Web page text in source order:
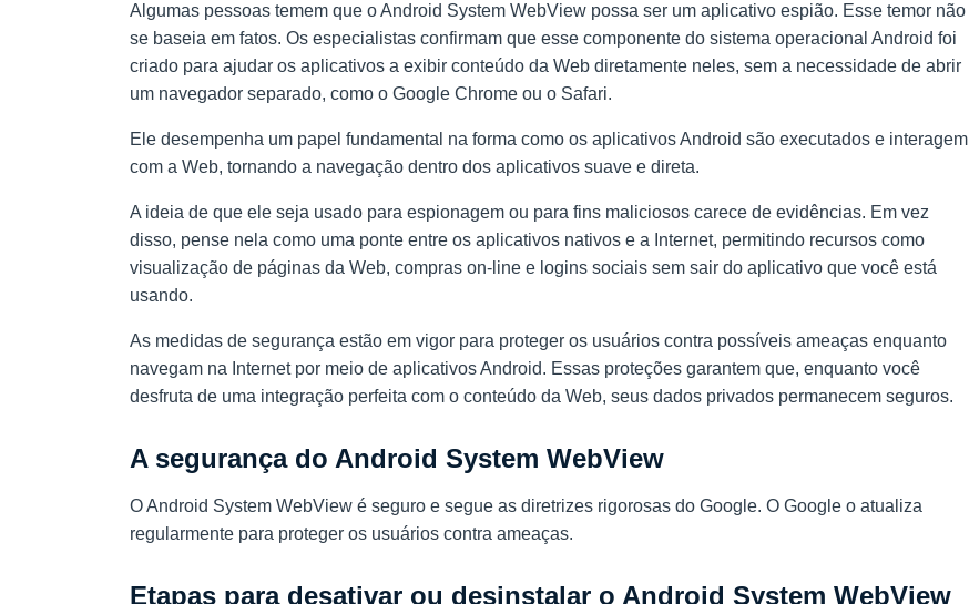
Algumas pessoas temem que o Android System WebView possa ser um aplicativo espião. Esse temor não
se baseia em fatos. Os especialistas confirmam que esse componente do sistema operacional Android foi
criado para ajudar os aplicativos a exibir conteúdo da Web diretamente neles, sem a necessidade de abrir
um navegador separado, como o Google Chrome ou o Safari.
Ele desempenha um papel fundamental na forma como os aplicativos Android são executados e interagem
com a Web, tornando a navegação dentro dos aplicativos suave e direta.
A ideia de que ele seja usado para espionagem ou para fins maliciosos carece de evidências. Em vez
disso, pense nela como uma ponte entre os aplicativos nativos e a Internet, permitindo recursos como
visualização de páginas da Web, compras on-line e logins sociais sem sair do aplicativo que você está
usando.
As medidas de segurança estão em vigor para proteger os usuários contra possíveis ameaças enquanto
navegam na Internet por meio de aplicativos Android. Essas proteções garantem que, enquanto você
desfruta de uma integração perfeita com o conteúdo da Web, seus dados privados permanecem seguros.
A segurança do Android System WebView
O Android System WebView é seguro e segue as diretrizes rigorosas do Google. O Google o atualiza
regularmente para proteger os usuários contra ameaças.
Etapas para desativar ou desinstalar o Android System WebView